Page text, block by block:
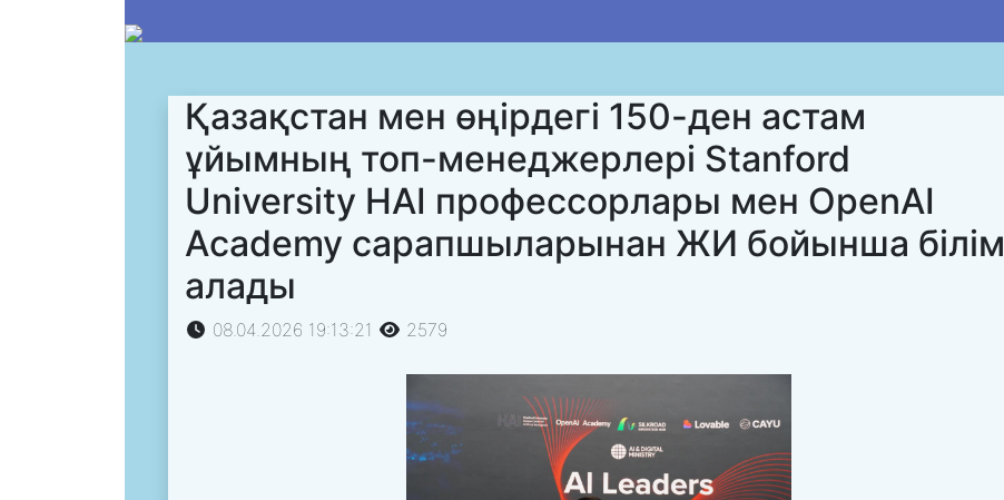
Қазақстан мен өңірдегі 150-ден астам
ұйымның топ-менеджерлері Stanford
University HAI профессорлары мен OpenAI
Academy сарапшыларынан ЖИ бойынша білім
алады
08.04.2026 19:13:21 2579